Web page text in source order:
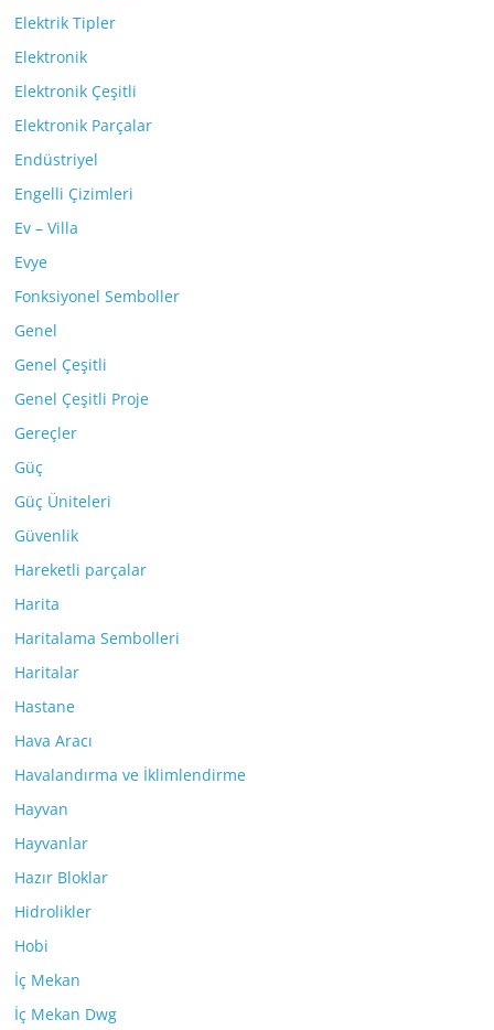
Elektrik Tipler
Elektronik
Elektronik Çeşitli
Elektronik Parçalar
Endüstriyel
Engelli Çizimleri
Ev – Villa
Evye
Fonksiyonel Semboller
Genel
Genel Çeşitli
Genel Çeşitli Proje
Gereçler
Güç
Güç Üniteleri
Güvenlik
Hareketli parçalar
Harita
Haritalama Sembolleri
Haritalar
Hastane
Hava Aracı
Havalandırma ve İklimlendirme
Hayvan
Hayvanlar
Hazır Bloklar
Hidrolikler
Hobi
İç Mekan
İç Mekan Dwg